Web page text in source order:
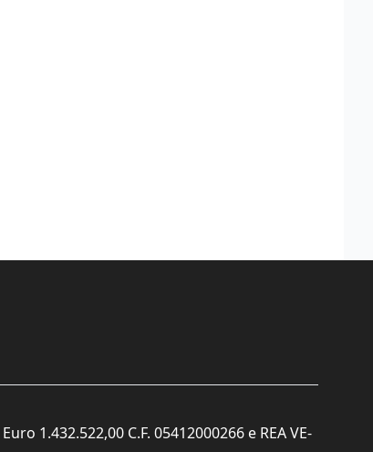
1.432.522,00 C.F. 05412000266 e REA VE-